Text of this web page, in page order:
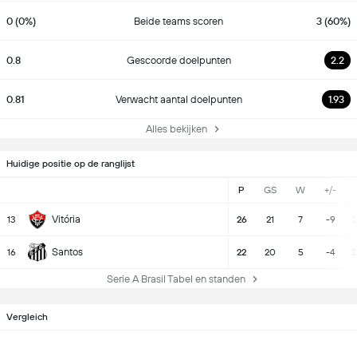
0 (0%) Beide teams scoren 3 (60%)
0.8 Gescoorde doelpunten 2.2
0.81 Verwacht aantal doelpunten 1.93
Alles bekijken
Huidige positie op de ranglijst
P GS W +/-
13 Vitória 26 21 7 -9
16 Santos 22 20 5 -4
Serie A Brasil Tabel en standen
Vergleich